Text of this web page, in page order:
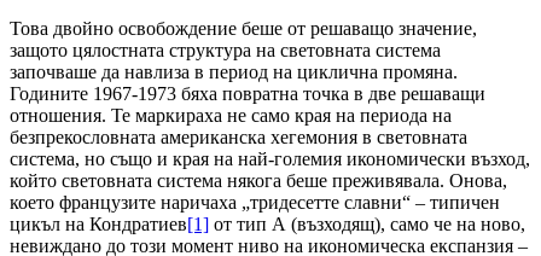
Това двойно освобождение беше от решаващо значение,
защото цялостната структура на световната система
започваше да навлиза в период на циклична промяна.
Годините 1967-1973 бяха повратна точка в две решаващи
отношения. Те маркираха не само края на периода на
безпрекословната американска хегемония в световната
система, но също и края на най-големия икономически възход,
който световната система някога беше преживявала. Онова,
което французите наричаха „тридесетте славни“ – типичен
цикъл на Кондратиев[1] от тип А (възходящ), само че на ново,
невиждано до този момент ниво на икономическа експанзия –